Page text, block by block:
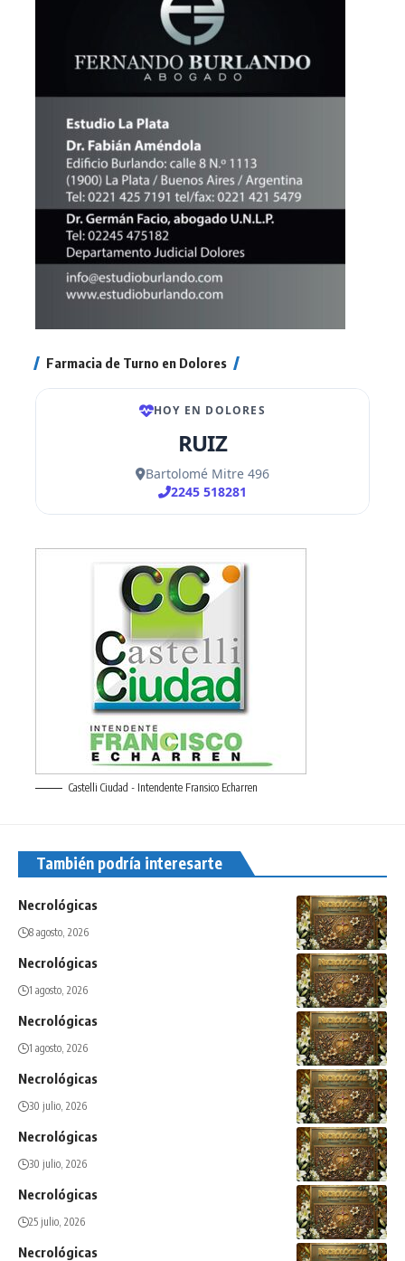
Farmacia de Turno en Dolores
Castelli Ciudad - Intendente Fransico Echarren
También podría interesarte
Necrológicas
8 agosto, 2026
Necrológicas
1 agosto, 2026
Necrológicas
1 agosto, 2026
Necrológicas
30 julio, 2026
Necrológicas
30 julio, 2026
Necrológicas
25 julio, 2026
Necrológicas